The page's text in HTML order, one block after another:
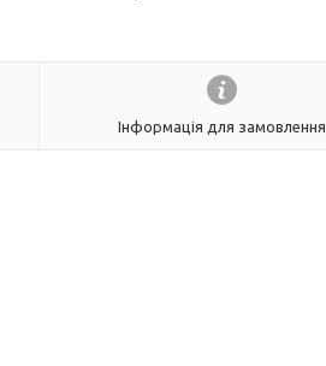
Інформація для замовлення